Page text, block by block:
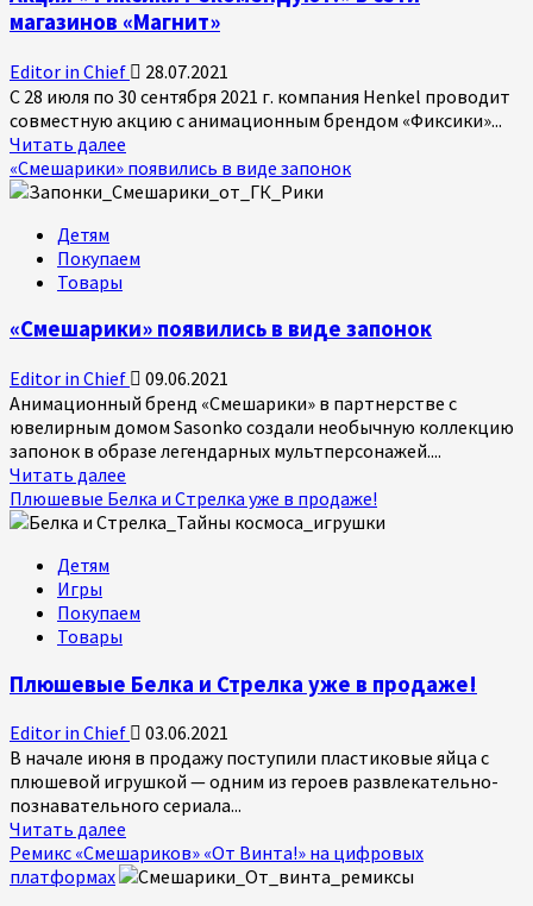
магазинов «Магнит»
Editor in Chief
28.07.2021
С 28 июля по 30 сентября 2021 г. компания Henkel проводит
совместную акцию с анимационным брендом «Фиксики»...
Читать далее
больше
о
Рекомендуют!»
магазинов
«Смешарики» появились в виде запонок
Детям
Покупаем
Товары
«Смешарики» появились в виде запонок
Editor in Chief
09.06.2021
Анимационный бренд «Смешарики» в партнерстве с
ювелирным домом Sasonko создали необычную коллекцию
запонок в образе легендарных мультперсонажей....
Читать далее
больше
о
виде
Плюшевые Белка и Стрелка уже в продаже!
Детям
Игры
Покупаем
Товары
Плюшевые Белка и Стрелка уже в продаже!
Editor in Chief
03.06.2021
В начале июня в продажу поступили пластиковые яйца с
плюшевой игрушкой — одним из героев развлекательно-
познавательного сериала...
Читать далее
больше
о
Ремикс «Смешариков» «От Винта!» на цифровых
платформах